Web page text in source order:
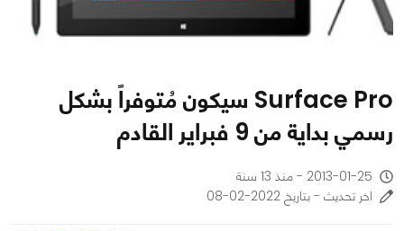
Surface Pro سيكون مُتوفراً بشكل
رسمي بداية من 9 فبراير القادم
2013-01-25 - منذ 13 سنة
اخر تحديث - بتاريخ 2022-02-08